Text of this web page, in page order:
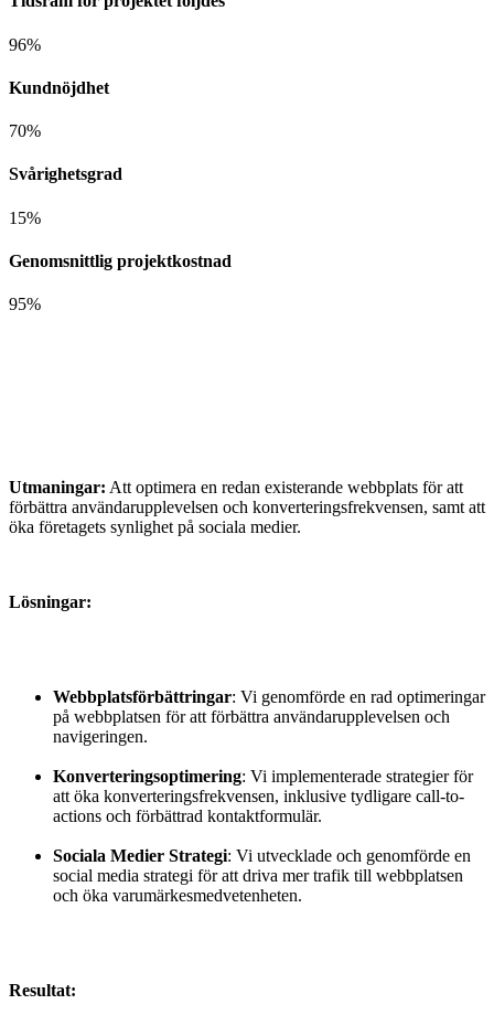
96%
Kundnöjdhet
70%
Svårighetsgrad
15%
Genomsnittlig projektkostnad
95%
Utmaningar: Att optimera en redan existerande webbplats för att
förbättra användarupplevelsen och konverteringsfrekvensen, samt att
öka företagets synlighet på sociala medier.
Lösningar:
Webbplatsförbättringar: Vi genomförde en rad optimeringar
på webbplatsen för att förbättra användarupplevelsen och
navigeringen.
Konverteringsoptimering: Vi implementerade strategier för
att öka konverteringsfrekvensen, inklusive tydligare call-to-
actions och förbättrad kontaktformulär.
Sociala Medier Strategi: Vi utvecklade och genomförde en
social media strategi för att driva mer trafik till webbplatsen
och öka varumärkesmedvetenheten.
Resultat: